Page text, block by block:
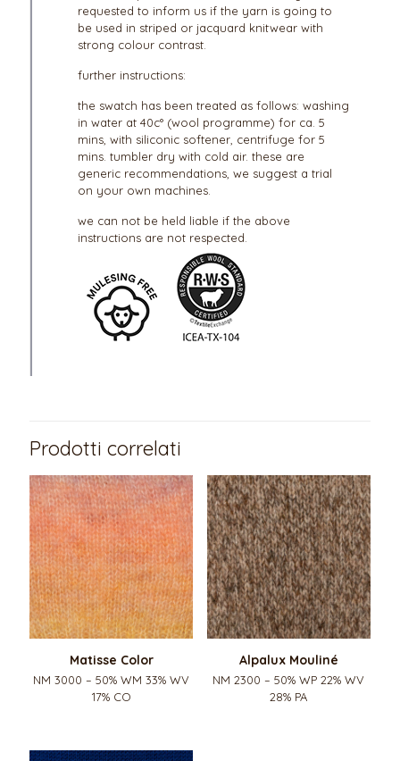
requested to inform us if the yarn is going to
be used in striped or jacquard knitwear with
strong colour contrast.
further instructions:
the swatch has been treated as follows: washing
in water at 40c° (wool programme) for ca. 5
mins, with siliconic softener, centrifuge for 5
mins. tumbler dry with cold air. these are
generic recommendations, we suggest a trial
on your own machines.
we can not be held liable if the above
instructions are not respected.
Prodotti correlati
Matisse Color
NM 3000 – 50% WM 33% WV
17% CO
Alpalux Mouliné
NM 2300 – 50% WP 22% WV
28% PA